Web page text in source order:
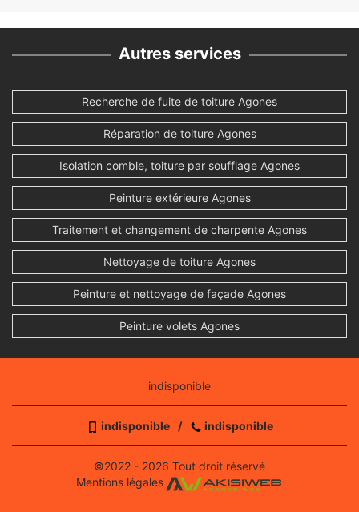
Autres services
Recherche de fuite de toiture Agones
Réparation de toiture Agones
Isolation comble, toiture par soufflage Agones
Peinture extérieure Agones
Traitement et changement de charpente Agones
Nettoyage de toiture Agones
Peinture et nettoyage de façade Agones
Peinture volets Agones
indisponible
indisponible / indisponible
©2022 - 2026 Tout droit réservé
Mentions légales